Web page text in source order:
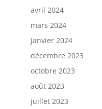
avril 2024
mars 2024
janvier 2024
décembre 2023
octobre 2023
août 2023
juillet 2023